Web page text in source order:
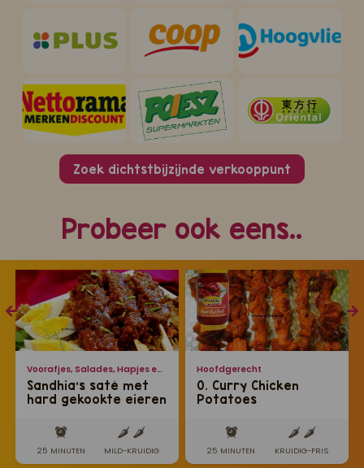
Zoek dichtstbijzijnde verkooppunt
Probeer ook eens..
Voorafjes, Salades, Hapjes en Lekkernijen
Sandhia's saté met
hard gekookte eieren
satésaus
25 MINUTEN MILD-KRUIDIG
Hoofdgerecht
0. Curry Chicken
Potatoes
25 MINUTEN KRUIDIG-FRIS